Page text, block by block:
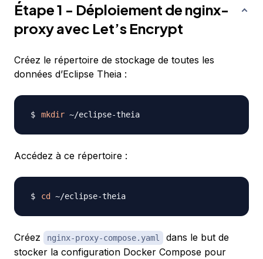
Étape 1 - Déploiement de nginx-
proxy avec Let’s Encrypt
Créez le répertoire de stockage de toutes les
données d’Eclipse Theia :
mkdir
Accédez à ce répertoire :
cd
Créez nginx-proxy-compose.yaml
dans le but de
stocker la configuration Docker Compose pour